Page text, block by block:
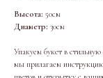
Высота: 50см
Диаметр: 30см
Упакуем букет в
мы прилагаем